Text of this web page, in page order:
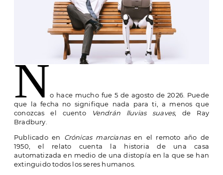
No hace mucho fue 5 de agosto de 2026. Puede
que la fecha no signifique nada para ti, a menos que
conozcas el cuento
Vendrán lluvias suaves, de Ray
Bradbury.
Publicado en Crónicas marcianasen el remoto año de
1950, el relato cuenta la historia de una casa
automatizada en medio de una distopía en la que se han
extinguido todos los seres humanos.